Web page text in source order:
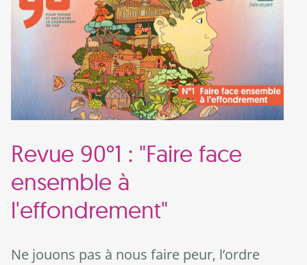
Revue 90°1 : "Faire face
ensemble à
l'effondrement"
Ne jouons pas à nous faire peur, l’ordre